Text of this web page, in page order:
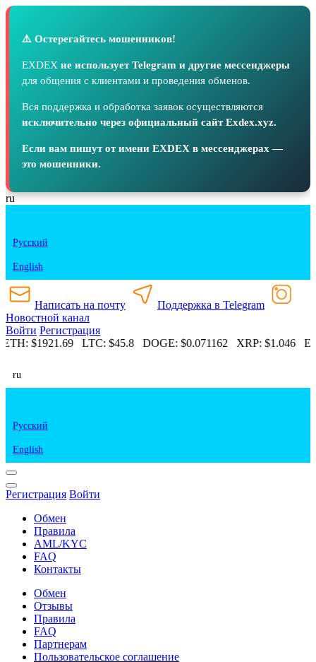
⚠️ Остерегайтесь мошенников!
EXDEX не использует Telegram и другие мессенджеры
для общения с клиентами и проведения обменов.
Вся поддержка и обработка заявок осуществляются
исключительно через официальный сайт Exdex.xyz.
Если вам пишут от имени EXDEX в мессенджерах —
это мошенники.
ru
Русский
English
Написать на почту
Поддержка в Telegram
Новостной канал
Войти Регистрация
ETH:$1921.69 LTC:$45.8 DOGE:$0.071162 XRP:$1.046
ru
Русский
English
Регистрация Войти
Обмен
Правила
AML/KYC
FAQ
Контакты
Обмен
Отзывы
Правила
FAQ
Партнерам
Пользовательское соглашение